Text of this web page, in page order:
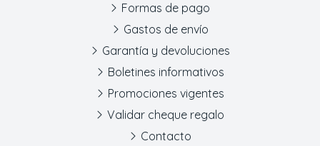
Formas de pago
Gastos de envío
Garantía y devoluciones
Boletines informativos
Promociones vigentes
Validar cheque regalo
Contacto